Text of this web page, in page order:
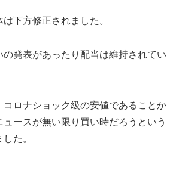
下方修正されました。
の発表があったり配当は維持されてい
コロナショック級の安値であることか
ースが無い限り買い時だろうという
た。